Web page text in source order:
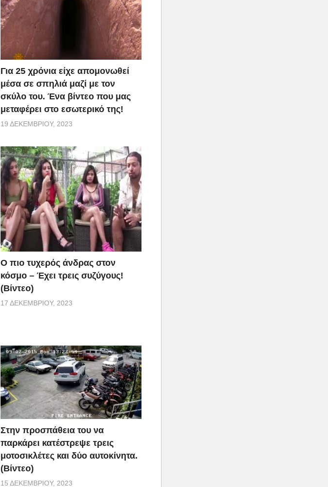
Για 25 χρόνια είχε απομονωθεί
μέσα σε σπηλιά μαζί με τον
σκύλο του. Ένα βίντεο που μας
μεταφέρει στο εσωτερικό της!
19 ΔΕΚΕΜΒΡΊΟΥ, 2023
Ο πιο τυχερός άνδρας στον
κόσμο – Έχει τρεις συζύγους!
(Βίντεο)
17 ΔΕΚΕΜΒΡΊΟΥ, 2023
Στην προσπάθεια του να
παρκάρει κατέστρεψε τρεις
μοτοσικλέτες και δύο αυτοκίνητα.
(Βίντεο)
15 ΔΕΚΕΜΒΡΊΟΥ, 2023